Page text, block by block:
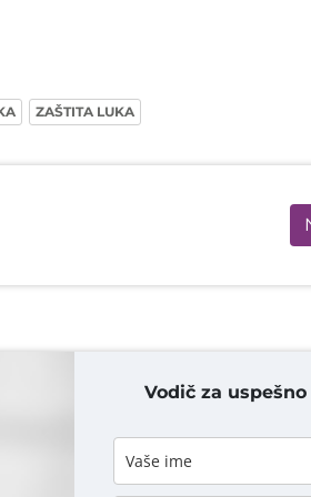
ZAŠTITA LUKA
Vodič za